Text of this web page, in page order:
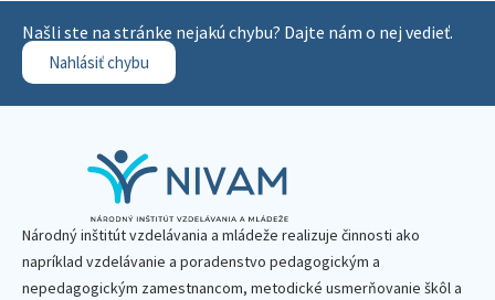
Našli ste na stránke nejakú chybu? Dajte nám o nej vedieť.
Nahlásiť chybu
Národný inštitút vzdelávania a mládeže realizuje činnosti ako
napríklad vzdelávanie a poradenstvo pedagogickým a
nepedagogickým zamestnancom, metodické usmerňovanie škôl a